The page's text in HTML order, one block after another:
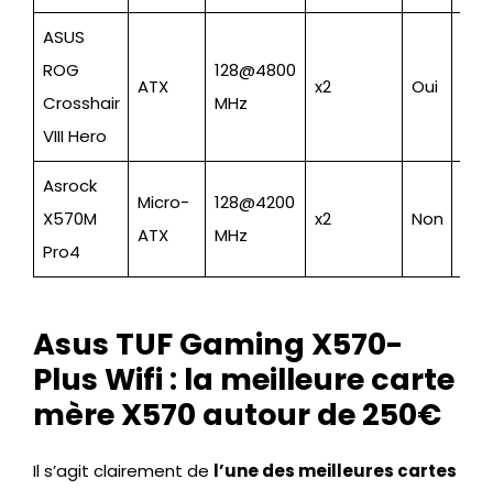
ASUS
ROG
Crosshair
VIII Hero
ATX
128@4800
MHz
x2 Oui
Asrock
X570M
Pro4
Micro-
ATX
128@4200
MHz
x2 Non
Asus TUF Gaming X570-
Plus Wifi : la meilleure carte
mère X570 autour de 250€
Il s’agit clairement de l’une des meilleures cartes